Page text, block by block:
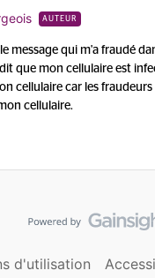
AUTEUR
message qui m'a fraudé
que mon cellulaire est
cellulaire car les
cellulaire.
d'utilisation